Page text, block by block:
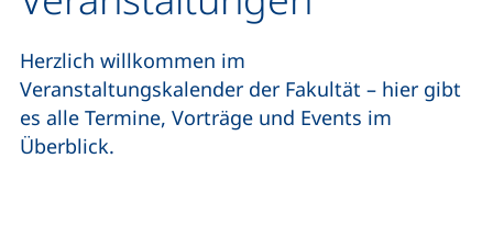
Herzlich willkommen im
Veranstaltungskalender der Fakultät – hier gibt
es alle Termine, Vorträge und Events im
Überblick.